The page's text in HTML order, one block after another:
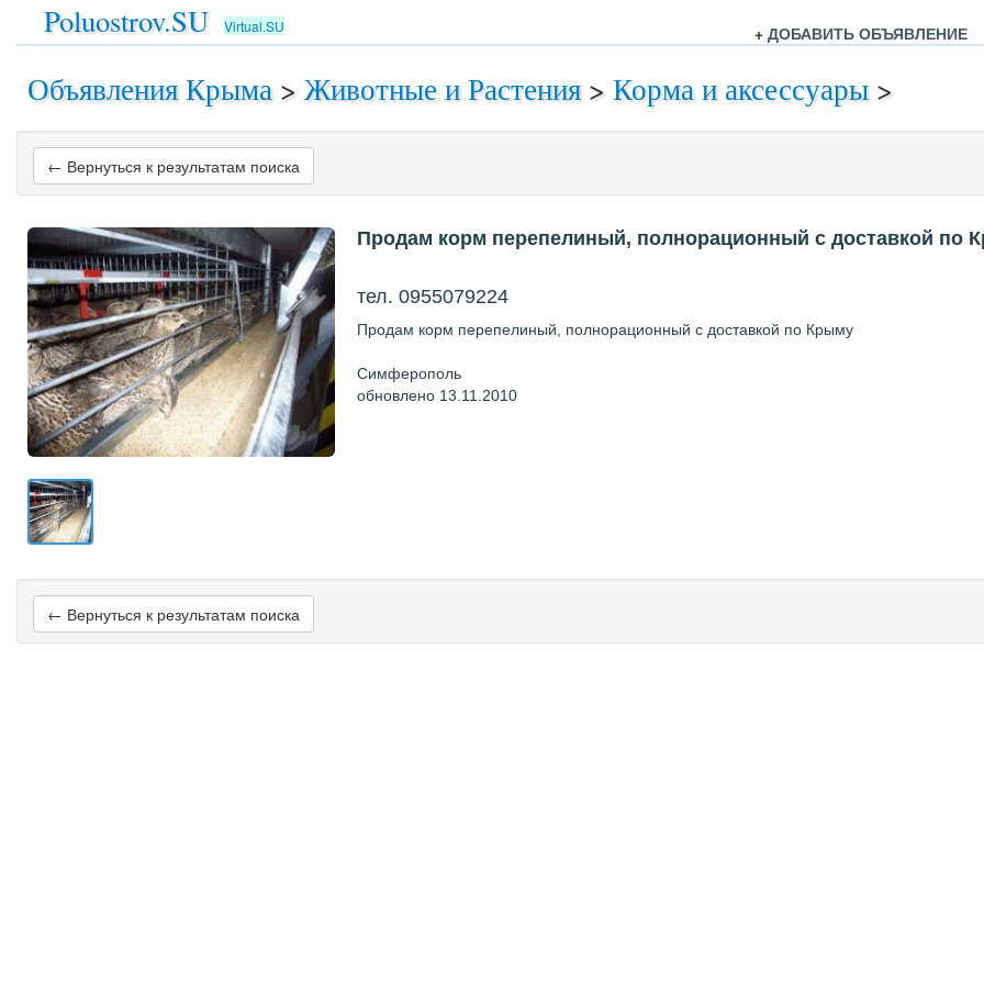
Poluostrov.SU Virtual.SU + ДОБАВИТЬ ОБЪЯВЛЕНИЕ
Объявления Крыма > Животные и Растения > Корма и аксессуары >
← Вернуться к результатам поиска
Продам корм перепелиный, полнорационный с доставкой по
тел. 0955079224
Продам корм перепелиный, полнорационный с доставкой по Крыму
Симферополь
обновлено 13.11.2010
← Вернуться к результатам поиска